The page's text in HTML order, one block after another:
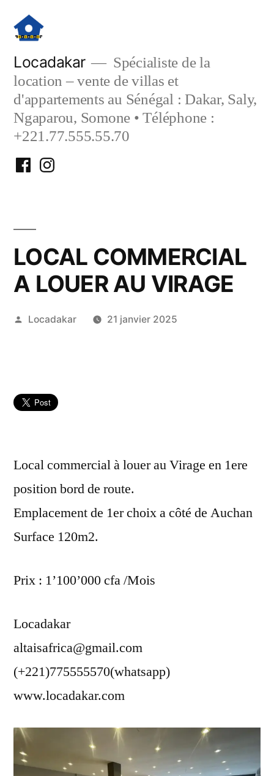
contenu
Locadakar
Spécialiste de la
location – vente de villas et
d'appartements au Sénégal : Dakar, Saly,
Ngaparou, Somone • Téléphone :
+221.77.555.55.70
FacebookInstagram
LOCAL COMMERCIAL
A LOUER AU VIRAGE
Publié
Locadakar 21 janvier 2025
Local commercial à louer au Virage en 1ere
position bord de route.
Emplacement de 1er choix a côté de Auchan
Surface 120m2.
Prix : 1’100’000 cfa /Mois
Locadakar
altaisafrica@gmail.com
(+221)775555570(whatsapp)
www.locadakar.com